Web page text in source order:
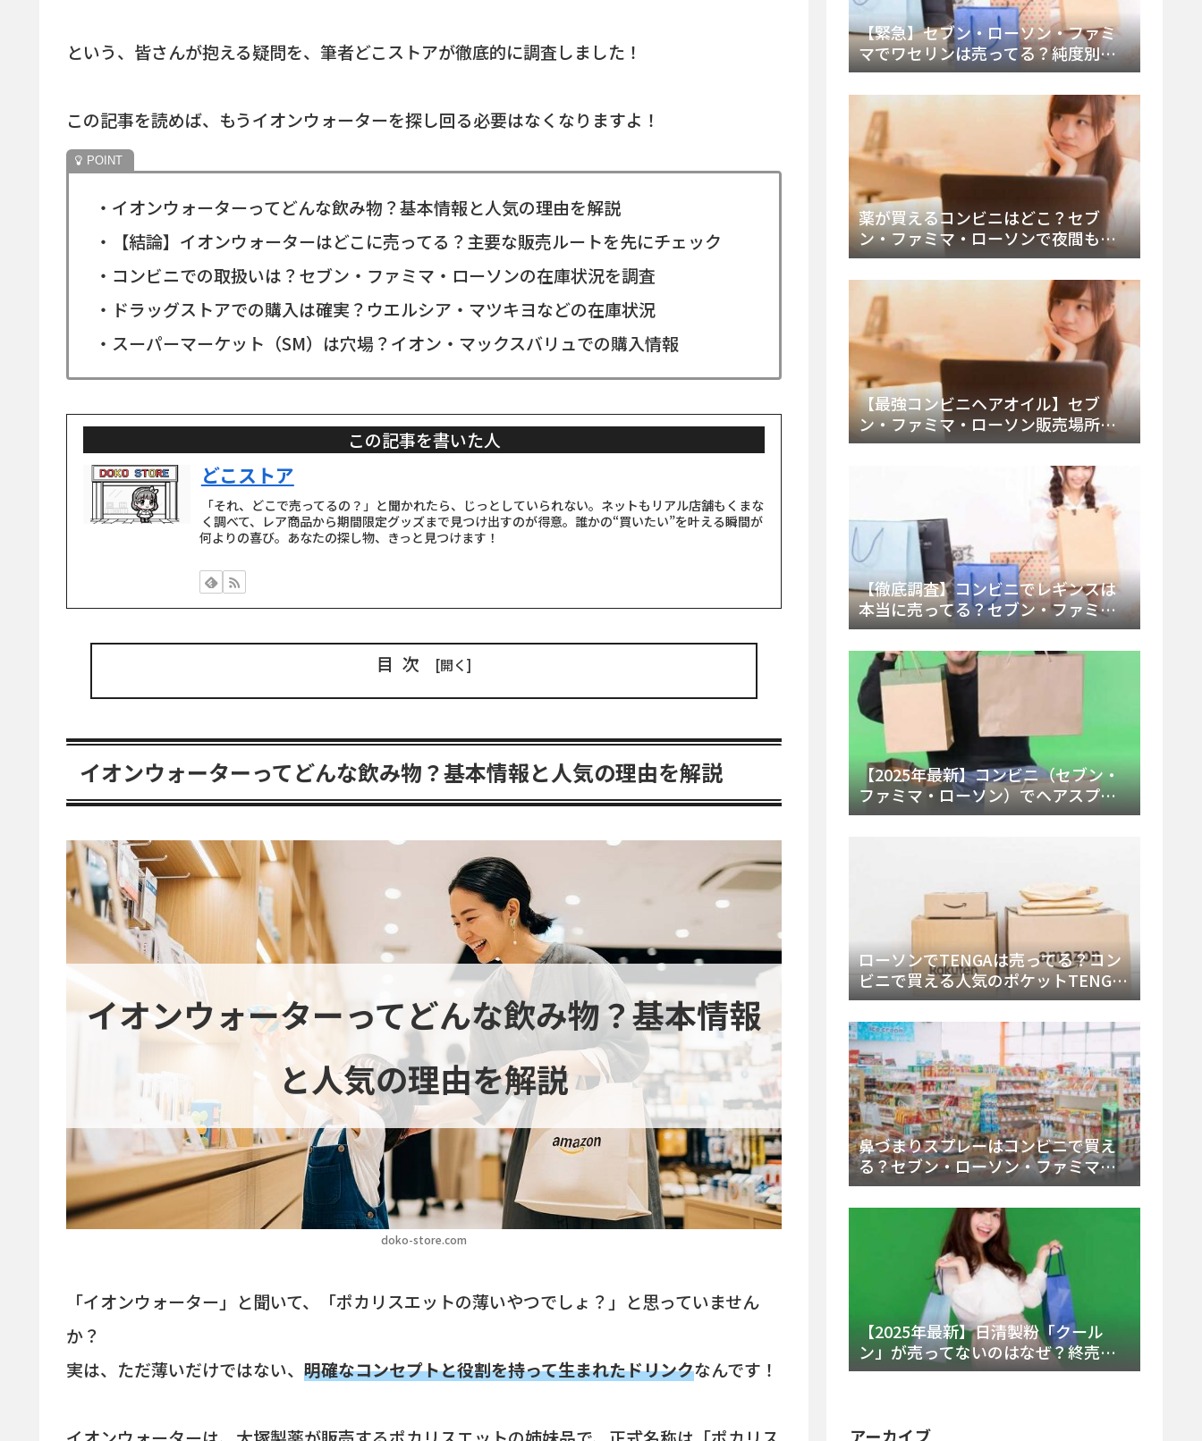
という、皆さんが抱える疑問を、筆者どこストアが徹底的に調査しました！
この記事を読めば、もうイオンウォーターを探し回る必要はなくなりますよ！
・イオンウォーターってどんな飲み物？基本情報と人気の理由を解説
・【結論】イオンウォーターはどこに売ってる？主要な販売ルートを先にチェック
・コンビニでの取扱いは？セブン・ファミマ・ローソンの在庫状況を調査
・ドラッグストアでの購入は確実？ウエルシア・マツキヨなどの在庫状況
・スーパーマーケット（SM）は穴場？イオン・マックスバリュでの購入情報
この記事を書いた人
どこストア
「それ、どこで売ってるの？」と聞かれたら、じっとしていられない。ネットもリアル店舗もくまな
く調べて、レア商品から期間限定グッズまで見つけ出すのが得意。誰かの“買いたい”を叶える瞬間が
何よりの喜び。あなたの探し物、きっと見つけます！
目次
イオンウォーターってどんな飲み物？基本情報と人気の理由を解説
doko-store.com
イオンウォーターってどんな飲み物？基本情報
と人気の理由を解説
「イオンウォーター」と聞いて、「ポカリスエットの薄いやつでしょ？」と思っていません
か？
実は、ただ薄いだけではない、 明確なコンセプトと役割を持って生まれたドリンクなんです！
【緊急】セブン・ローソン・ファミ
マでワセリンは売ってる？純度別お
すすめ品と販売場所を徹底まとめ
薬が買えるコンビニはどこ？セブ
ン・ファミマ・ローソンで夜間も買
える市販薬の種類と販売店の探し方
【2025年最新】
【最強コンビニヘアオイル】セブ
ン・ファミマ・ローソン販売場所
は？今すぐ買えるおすすめ市販品を
【徹底調査】コンビニでレギンスは
本当に売ってる？セブン・ファミ
マ・ローソンの取扱店舗とメーカ
ー・内容物を詳しく調べてみた！
【2025年最新】コンビニ（セブン・
ファミマ・ローソン）でヘアスプレ
ーは売ってる？販売場所と買える種
ローソンでTENGAは売ってる？コン
ビニで買える人気のポケットTENGA
とエッグの取り扱い店舗と陳列場所
を徹底解説！
鼻づまりスプレーはコンビニで買え
る？セブン・ローソン・ファミマの
販売時間と主要製品を徹底解説
【2025年最新】日清製粉「クール
ン」が売ってないのはなぜ？終売の
真相とレアチーズケーキ代替品・再
アーカイブ